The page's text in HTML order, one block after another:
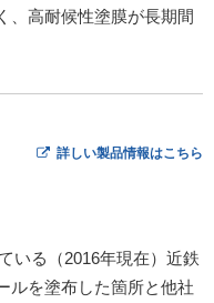
、高耐候性塗膜が長期間
詳しい製品情報はこちら
いる（2016年現在）近鉄
ルを塗布した箇所と他社